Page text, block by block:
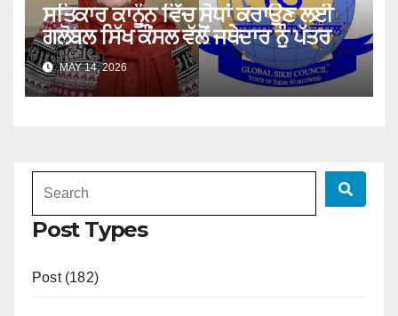
ਸਤਿਕਾਰ ਕਾਨੂੰਨ ਵਿੱਚ ਸੋਧਾਂ ਕਰਾਉਣ ਲਈ
ਗਲੋਬਲ ਸਿੱਖ ਕੌਂਸਲ ਵੱਲੋਂ ਜਥੇਦਾਰ ਨੂੰ ਪੱਤਰ
MAY 14, 2026
Post Types
Post (182)